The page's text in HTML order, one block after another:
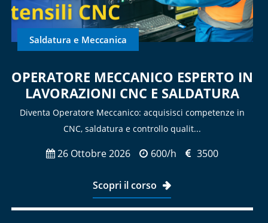
Saldatura e Meccanica
OPERATORE MECCANICO ESPERTO IN
LAVORAZIONI CNC E SALDATURA
Diventa Operatore Meccanico: acquisisci competenze in
CNC, saldatura e controllo qualit...
26 Ottobre 2026 600/h 3500
Scopri il corso